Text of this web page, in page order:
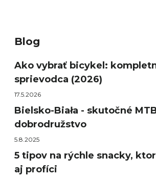
Blog
Ako vybrať bicykel:
sprievodca (2026)
17.5.2026
Bielsko-Biała - skutočné
dobrodružstvo
5.8.2025
5 tipov na rýchle snacky,
aj profíci